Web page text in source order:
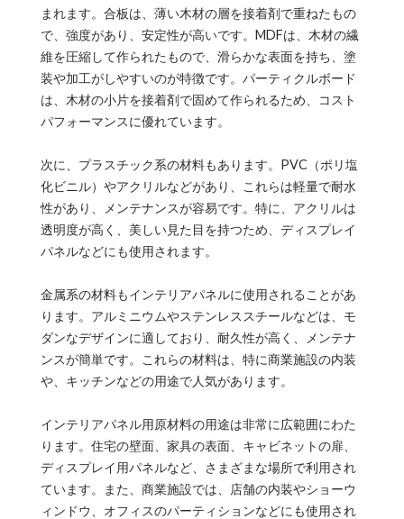
まれます。合板は、薄い木材の層を接着剤で重ねたもの
で、強度があり、安定性が高いです。MDFは、木材の繊
維を圧縮して作られたもので、滑らかな表面を持ち、塗
装や加工がしやすいのが特徴です。パーティクルボード
は、木材の小片を接着剤で固めて作られるため、コスト
パフォーマンスに優れています。
次に、プラスチック系の材料もあります。PVC（ポリ塩
化ビニル）やアクリルなどがあり、これらは軽量で耐水
性があり、メンテナンスが容易です。特に、アクリルは
透明度が高く、美しい見た目を持つため、ディスプレイ
パネルなどにも使用されます。
金属系の材料もインテリアパネルに使用されることがあ
ります。アルミニウムやステンレススチールなどは、モ
ダンなデザインに適しており、耐久性が高く、メンテナ
ンスが簡単です。これらの材料は、特に商業施設の内装
や、キッチンなどの用途で人気があります。
インテリアパネル用原材料の用途は非常に広範囲にわた
ります。住宅の壁面、家具の表面、キャビネットの扉、
ディスプレイ用パネルなど、さまざまな場所で利用され
ています。また、商業施設では、店舗の内装やショーウ
ィンドウ、オフィスのパーティションなどにも使用され